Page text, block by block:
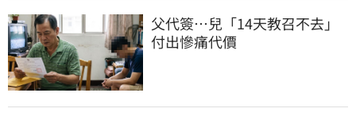
父代簽…兒「14天教召不去」
付出慘痛代價